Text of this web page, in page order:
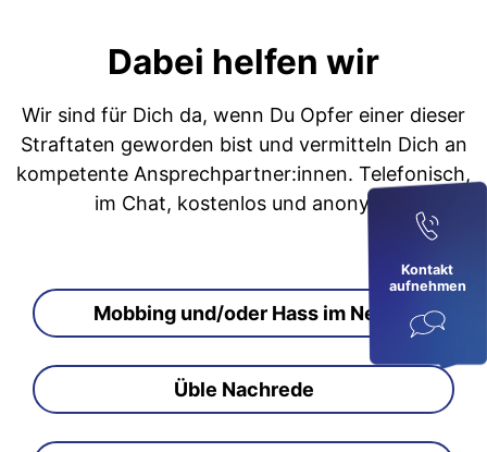
Kontakt
aufnehmen
Dabei helfen wir
Wir sind für Dich da, wenn Du Opfer einer dieser
Straftaten geworden bist und vermitteln Dich an
kompetente Ansprechpartner:innen. Telefonisch,
im Chat, kostenlos und anonym.
Mobbing und/oder Hass im Netz
Üble Nachrede